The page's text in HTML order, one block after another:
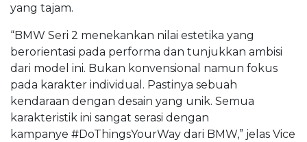
yang tajam.
“BMW Seri 2 menekankan nilai estetika yang
berorientasi pada performa dan tunjukkan ambisi
dari model ini. Bukan konvensional namun fokus
pada karakter individual. Pastinya sebuah
kendaraan dengan desain yang unik. Semua
karakteristik ini sangat serasi dengan
kampanye #DoThingsYourWay dari BMW,” jelas Vice